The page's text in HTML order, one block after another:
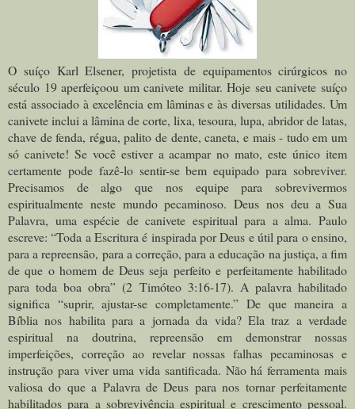
O suíço Karl Elsener, projetista de equipamentos cirúrgicos no
século 19 aperfeiçoou um canivete militar. Hoje seu canivete suíço
está associado à excelência em lâminas e às diversas utilidades. Um
canivete inclui a lâmina de corte, lixa, tesoura, lupa, abridor de latas,
chave de fenda, régua, palito de dente, caneta, e mais - tudo em um
só canivete! Se você estiver a acampar no mato, este único item
certamente pode fazê-lo sentir-se bem equipado para sobreviver.
Precisamos de algo que nos equipe para sobrevivermos
espiritualmente neste mundo pecaminoso. Deus nos deu a Sua
Palavra, uma espécie de canivete espiritual para a alma. Paulo
escreve: “Toda a Escritura é inspirada por Deus e útil para o ensino,
para a repreensão, para a correção, para a educação na justiça, a fim
de que o homem de Deus seja perfeito e perfeitamente habilitado
para toda boa obra” (2 Timóteo 3:16-17). A palavra habilitado
significa “suprir, ajustar-se completamente.” De que maneira a
Bíblia nos habilita para a jornada da vida? Ela traz a verdade
espiritual na doutrina, repreensão em demonstrar nossas
imperfeições, correção ao revelar nossas falhas pecaminosas e
instrução para viver uma vida santificada. Não há ferramenta mais
valiosa do que a Palavra de Deus para nos tornar perfeitamente
habilitados para a sobrevivência espiritual e crescimento pessoal.